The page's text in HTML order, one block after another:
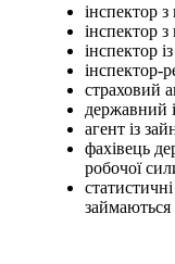
інспектор
інспектор
інспектор
інспектор-
страховий
державний
агент із
фахівець
робочої